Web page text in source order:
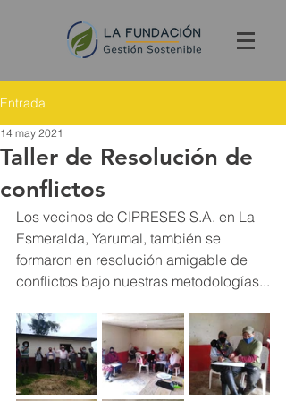
Entrada
Taller de Resolución de
conflictos
14 may 2021
Los vecinos de CIPRESES S.A. en La
Esmeralda, Yarumal, también se
formaron en resolución amigable de
conflictos bajo nuestras metodologías...